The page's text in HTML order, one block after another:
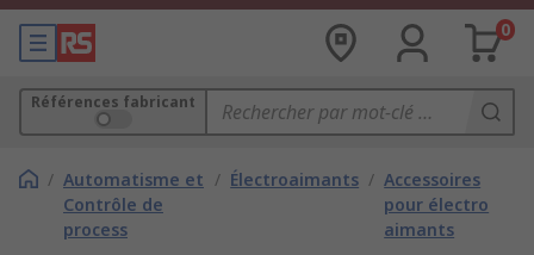
0
Références fabricant
/ Automatisme et
Contrôle de
process
/ Électroaimants / Accessoires
pour électro
aimants